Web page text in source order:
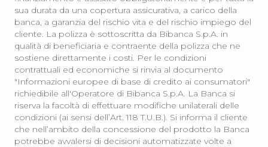
sua durata da una copertura assicurativa, a carico della
banca, a garanzia del rischio vita e del rischio impiego del
cliente. La polizza è sottoscritta da Bibanca S.p.A. in
qualità di beneficiaria e contraente della polizza che ne
sostiene direttamente i costi. Per le condizioni
contrattuali ed economiche si rinvia al documento
"Informazioni europee di base di credito ai consumatori"
richiedibile all'Operatore di Bibanca S.p.A. La Banca si
riserva la facoltà di effettuare modifiche unilaterali delle
condizioni (ai sensi dell’Art. 118 T.U.B.). Si informa il cliente
che nell’ambito della concessione del prodotto la Banca
potrebbe avvalersi di decisioni automatizzate volte a